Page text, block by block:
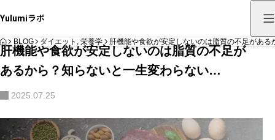
Yulumiラボ
HOME
BLOG ダイエット ,栄養学 肝機能や食欲が安定しないのは脂質の不足があ
肝機能や食欲が安定しないのは脂質の不足が
あるから？知らないと一生変わらない…
2025.07.25